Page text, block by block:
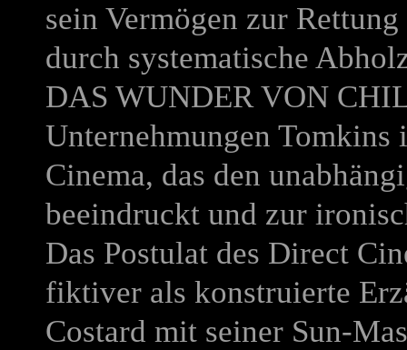
sein Vermögen zur
durch systematische
DAS WUNDER VON
Unternehmungen
Cinema, das den
beeindruckt und zur
Das Postulat des Direct
fiktiver als konstruierte
Costard mit seiner Sun-